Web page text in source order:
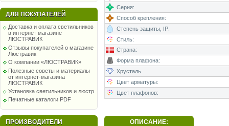
ДЛЯ ПОКУПАТЕЛЕЙ
Доставка и оплата светильников
в интернет магазине
ЛЮСТРАВИК
Отзывы покупателей о магазине
Люстравик
О компании «ЛЮСТРАВИК»
Полезные советы и материалы
от интернет-магазина
ЛЮСТРАВИК
Установка светильников и люстр
Печатные каталоги PDF
ПРОИЗВОДИТЕЛИ
Серия:
Способ крепления:
Степень защиты, IP:
Стиль:
Страна:
Форма плафона:
Хрусталь
Цвет арматуры:
Цвет плафонов:
ОПИСАНИЕ: